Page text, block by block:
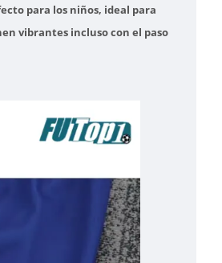
para los niños, ideal para
vibrantes incluso con el paso